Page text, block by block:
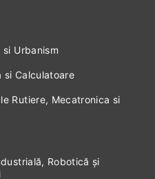
Urbanism
si Calculatoare
Rutiere, Mecatronica si
Robotică și